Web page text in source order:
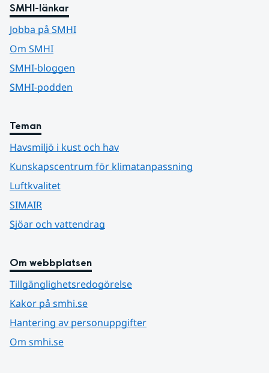
SMHI-länkar
Jobba på SMHI
Om SMHI
SMHI-bloggen
SMHI-podden
Teman
Havsmiljö i kust och hav
Kunskapscentrum för klimatanpassning
Luftkvalitet
SIMAIR
Sjöar och vattendrag
Om webbplatsen
Tillgänglighetsredogörelse
Kakor på smhi.se
Hantering av personuppgifter
Om smhi.se